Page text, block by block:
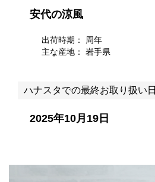
安代の涼風
出荷時期： 周年
主な産地： 岩手県
ハナスタでの最終お取り扱い日
2025年10月19日